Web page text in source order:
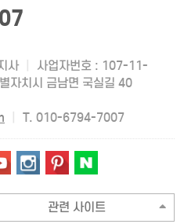
사
사업자번호 : 107-11-
자치시 금남면 국실길 40
T. 010-6794-7007
관련 사이트